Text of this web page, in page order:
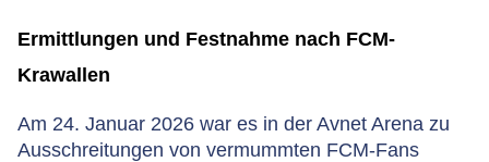
Ermittlungen und Festnahme nach FCM-
Krawallen
Am 24. Januar 2026 war es in der Avnet Arena zu
Ausschreitungen von vermummten FCM-Fans